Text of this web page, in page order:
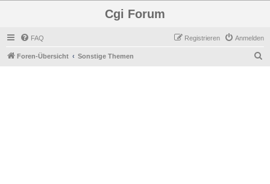
Cgi Forum
FAQ Anmelden
Registrieren
Foren-Übersicht Sonstige Themen